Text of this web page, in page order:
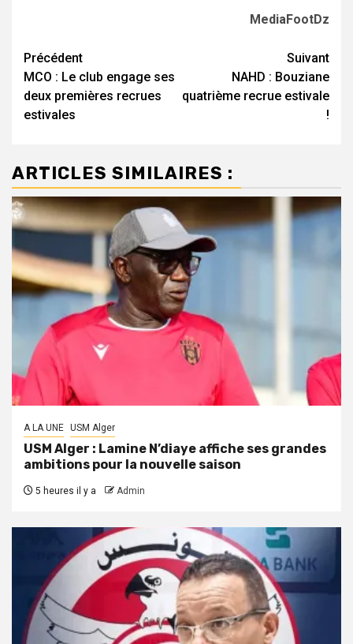
MediaFootDz
Navigation
d’article
Précédent
MCO : Le club engage ses
deux premières recrues
estivales
Suivant
NAHD : Bouziane
quatrième recrue estivale
!
ARTICLES SIMILAIRES :
A LA UNE USM Alger
USM Alger : Lamine N’diaye affiche ses grandes
ambitions pour la nouvelle saison
5 heures il y a Admin